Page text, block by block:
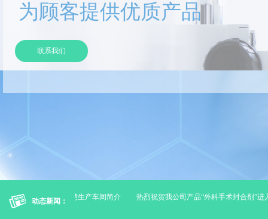
为顾客提供优质产品
联系我们
运输） 杭州亚慧生产车间简介 热烈祝贺我公司产品“外科手术封合剂”进
动态新闻：